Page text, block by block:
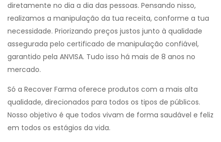
diretamente no dia a dia das pessoas. Pensando nisso,
realizamos a manipulação da tua receita, conforme a tua
necessidade. Priorizando preços justos junto à qualidade
assegurada pelo certificado de manipulação confiável,
garantido pela ANVISA. Tudo isso há mais de 8 anos no
mercado.
Só a Recover Farma oferece produtos com a mais alta
qualidade, direcionados para todos os tipos de públicos.
Nosso objetivo é que todos vivam de forma saudável e feliz
em todos os estágios da vida.